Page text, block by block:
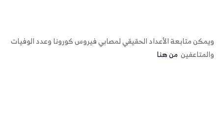
ويمكن متابعة الأعداد الحقيقي لمصابي فيروس كورونا وعدد الوفيات
والمتاعفين من هنا